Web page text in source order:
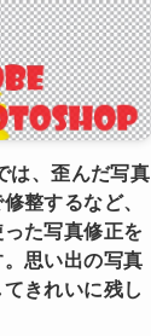
は、歪んだ写真
整するなど、
た写真修正を
思い出の写真
きれいに残し